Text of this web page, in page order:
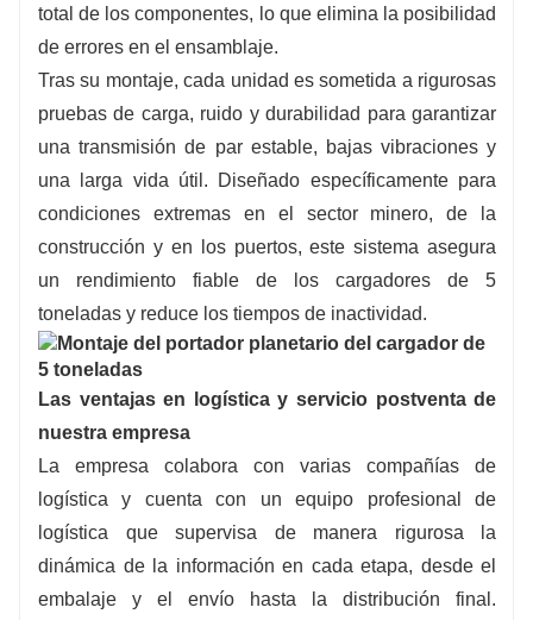
total de los componentes, lo que elimina la posibilidad
de errores en el ensamblaje.
Tras su montaje, cada unidad es sometida a rigurosas
pruebas de carga, ruido y durabilidad para garantizar
una transmisión de par estable, bajas vibraciones y
una larga vida útil. Diseñado específicamente para
condiciones extremas en el sector minero, de la
construcción y en los puertos, este sistema asegura
un rendimiento fiable de los cargadores de 5
toneladas y reduce los tiempos de inactividad.
Las ventajas en logística y servicio postventa de
nuestra empresa
La empresa colabora con varias compañías de
logística y cuenta con un equipo profesional de
logística que supervisa de manera rigurosa la
dinámica de la información en cada etapa, desde el
embalaje y el envío hasta la distribución final.